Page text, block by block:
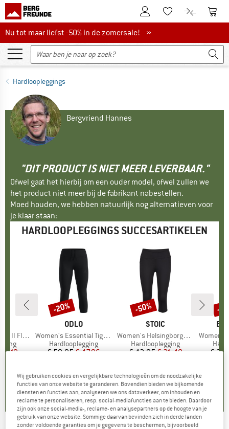
De klantenaccount
Naar deNaar de
Nu tot maar liefst -50% in de zomersale!
Nu tot maar liefst -50% in de zomersale! »
Hardloopleggings
Bergvriend Hannes
"DIT PRODUCT IS NIET MEER LEVERBAAR."
Ofwel gaat het hierbij om een ouder model, ofwel zullen we
het product niet meer bij de fabrikant nabestellen.
Moed houden, we hebben natuurlijk nog alternatieven voor
je klaar staan:
HARDLOOPLEGGINGS SUCCESARTIKELEN
Tights
prijs
MERK
ODLO
Artikel
Women's Essential Tights 3/4
Productgroep
Hardlooplegging
Prijs
€ 59,95 Verlaagde prijs
€ 47,96
0,0(0)
Korting
-20%
MERK
STOIC
Artikel
Women's HelsingborgSt. Performance 3/4 Tights II
Productgroep
Hardlooplegging
Prijs
€ 42,95 Verlaagde prijs
€ 21,48
5,0(6)
Korting
-50%
Artikel
Women's
€
-
Wij gebruiken cookies en vergelijkbare technologieën om de noodzakelijke
functies van onze website te garanderen. Bovendien bieden we bijkomende
diensten en functies aan, analyseren we ons dataverkeer, om inhouden en
reclame te personaliseren, resp. social-mediafuncties aan te bieden. Daardoor
zijn ook onze social-media-, reclame- en analysepartners op de hoogte van je
gebruik van onze website. Sommige daarvan bevinden zich in derde landen
zonder voldoende garanties om je gegevens te beschermen, bijvoorbeeld